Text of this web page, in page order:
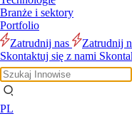
Branże i sektory
Portfolio
Zatrudnij nas
Zatrudnij
Skontaktuj się z nami
PL